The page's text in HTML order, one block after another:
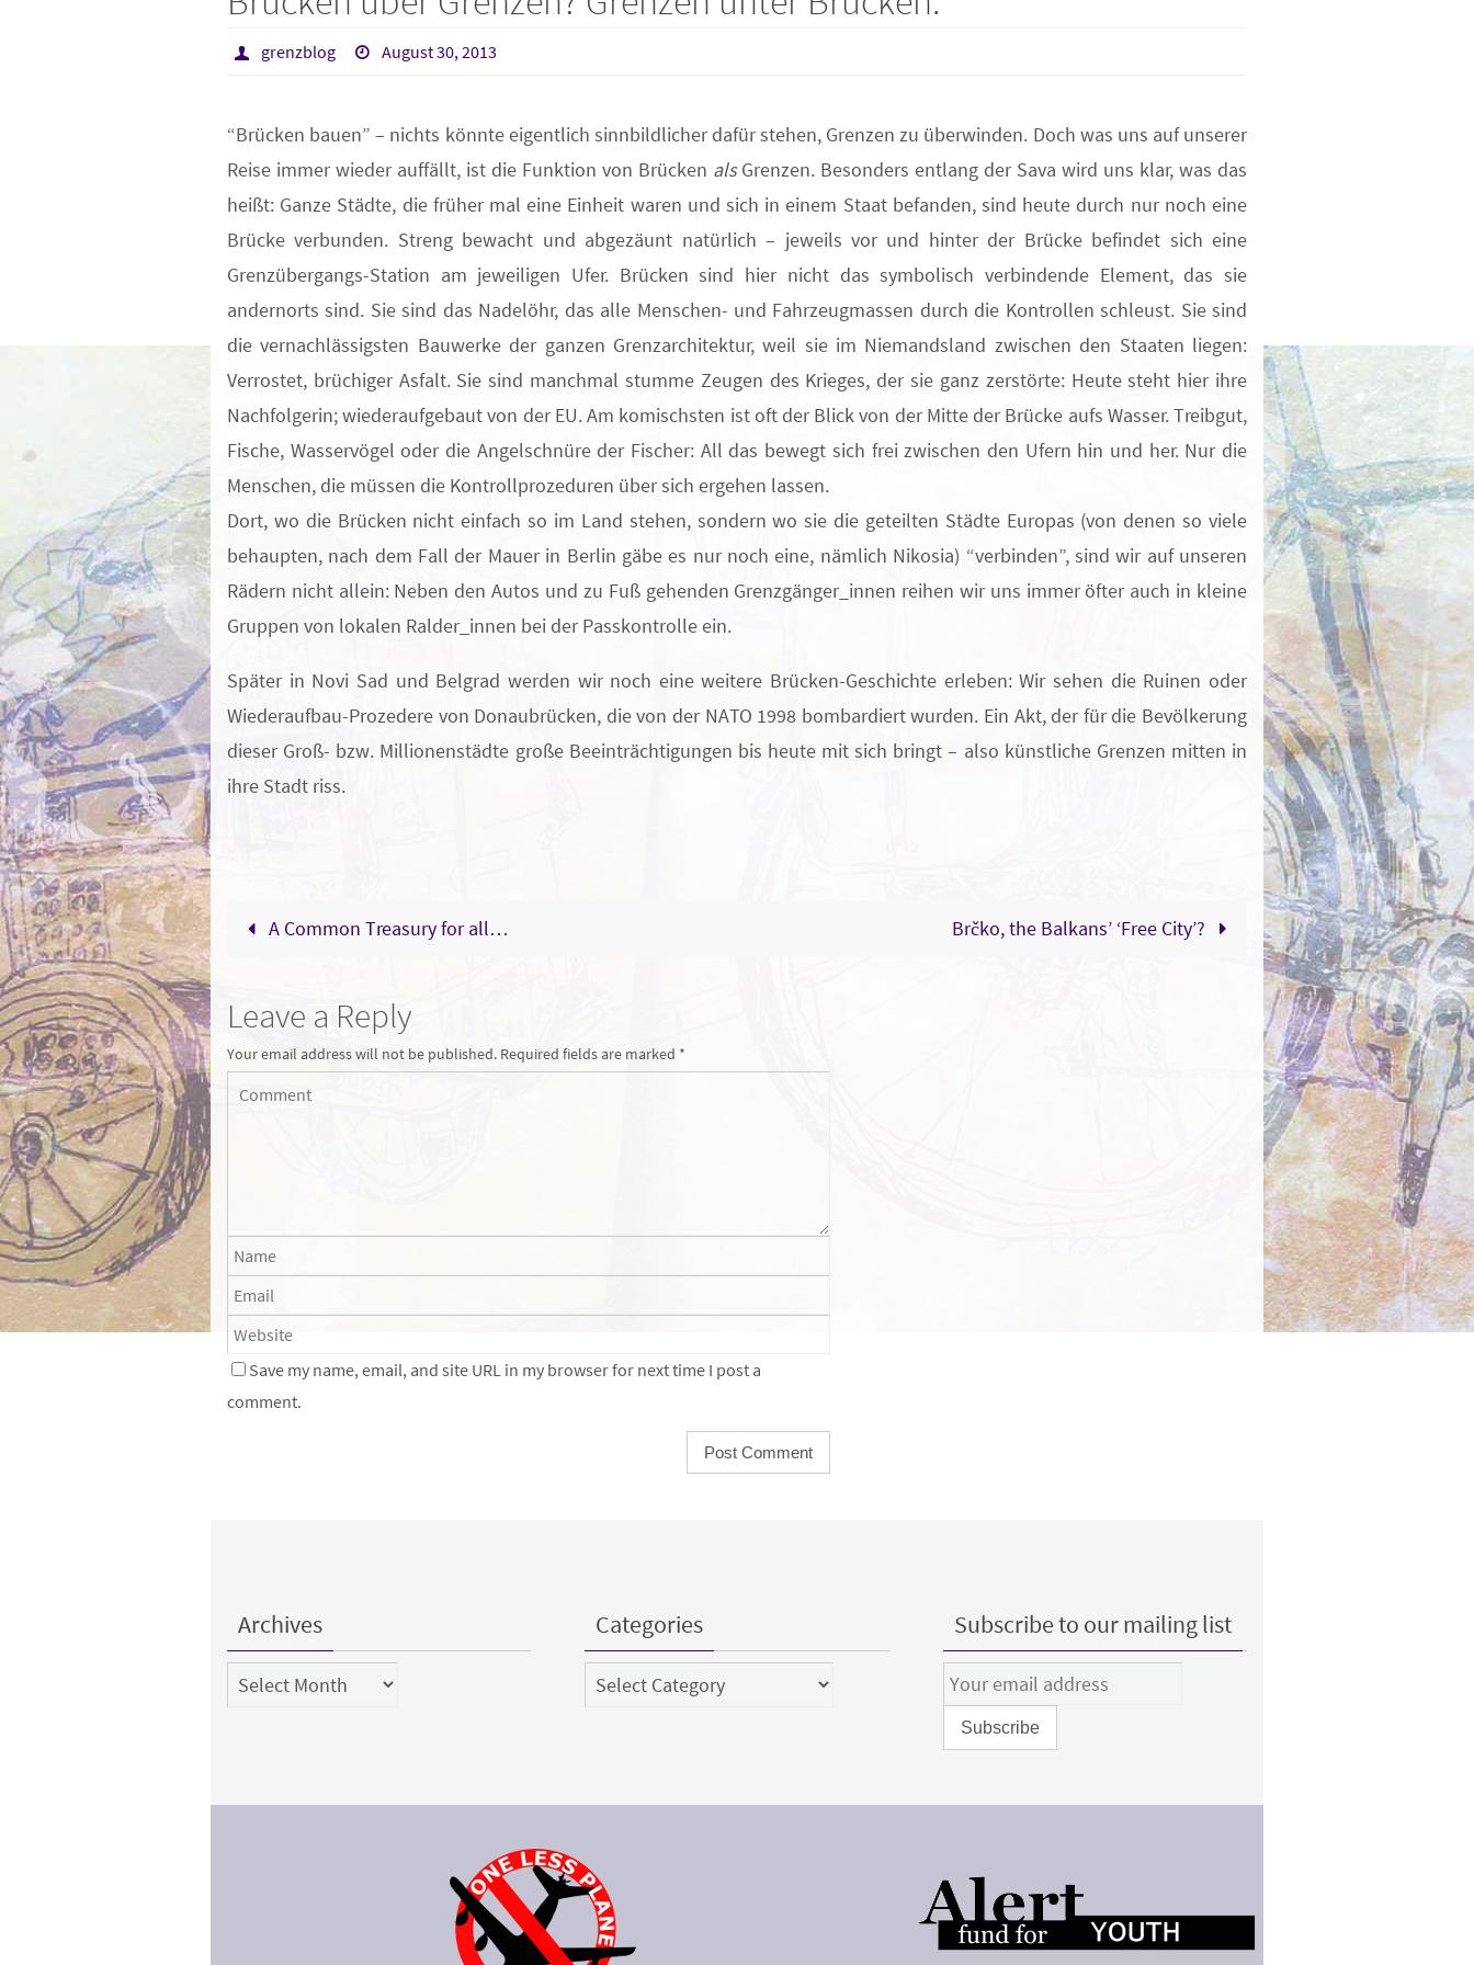
grenzblog August 30, 2013
“Brücken bauen” – nichts könnte eigentlich sinnbildlicher dafür stehen, Grenzen zu überwinden. Doch was uns auf unserer
Reise immer wieder auffällt, ist die Funktion von Brücken alsGrenzen. Besonders entlang der Sava wird uns klar, was das
heißt: Ganze Städte, die früher mal eine Einheit waren und sich in einem Staat befanden, sind heute durch nur noch eine
Brücke verbunden. Streng bewacht und abgezäunt natürlich – jeweils vor und hinter der Brücke befindet sich eine
Grenzübergangs-Station am jeweiligen Ufer. Brücken sind hier nicht das symbolisch verbindende Element, das sie
andernorts sind. Sie sind das Nadelöhr, das alle Menschen- und Fahrzeugmassen durch die Kontrollen schleust. Sie sind
die vernachlässigsten Bauwerke der ganzen Grenzarchitektur, weil sie im Niemandsland zwischen den Staaten liegen:
Verrostet, brüchiger Asfalt. Sie sind manchmal stumme Zeugen des Krieges, der sie ganz zerstörte: Heute steht hier ihre
Nachfolgerin; wiederaufgebaut von der EU. Am komischsten ist oft der Blick von der Mitte der Brücke aufs Wasser. Treibgut,
Fische, Wasservögel oder die Angelschnüre der Fischer: All das bewegt sich frei zwischen den Ufern hin und her. Nur die
Menschen, die müssen die Kontrollprozeduren über sich ergehen lassen.
Dort, wo die Brücken nicht einfach so im Land stehen, sondern wo sie die geteilten Städte Europas (von denen so viele
behaupten, nach dem Fall der Mauer in Berlin gäbe es nur noch eine, nämlich Nikosia) “verbinden”, sind wir auf unseren
Rädern nicht allein: Neben den Autos und zu Fuß gehenden Grenzgänger_innen reihen wir uns immer öfter auch in kleine
Gruppen von lokalen Ralder_innen bei der Passkontrolle ein.
Später in Novi Sad und Belgrad werden wir noch eine weitere Brücken-Geschichte erleben: Wir sehen die Ruinen oder
Wiederaufbau-Prozedere von Donaubrücken, die von der NATO 1998 bombardiert wurden. Ein Akt, der für die Bevölkerung
dieser Groß- bzw. Millionenstädte große Beeinträchtigungen bis heute mit sich bringt – also künstliche Grenzen mitten in
ihre Stadt riss.
A Common Treasury for all… Brčko, the Balkans’ ‘Free City’?
Leave a Reply
Your email address will not be published. Required fields are marked *
Save my name, email, and site URL in my browser for next time I post a
comment.
Archives
Archives
Categories
Categories
Subscribe to our mailing list